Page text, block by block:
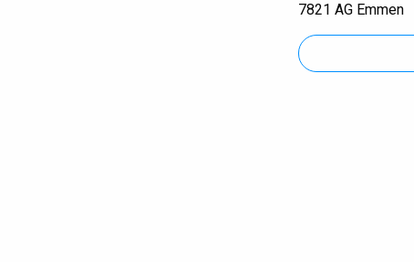
7821 AG Emmen